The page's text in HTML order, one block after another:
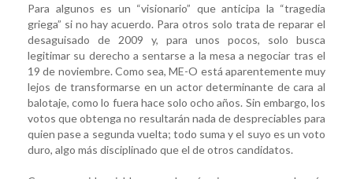
Para algunos es un “visionario” que anticipa la “tragedia
griega” si no hay acuerdo. Para otros solo trata de reparar el
desaguisado de 2009 y, para unos pocos, solo busca
legitimar su derecho a sentarse a la mesa a negociar tras el
19 de noviembre. Como sea, ME-O está aparentemente muy
lejos de transformarse en un actor determinante de cara al
balotaje, como lo fuera hace solo ocho años. Sin embargo, los
votos que obtenga no resultarán nada de despreciables para
quien pase a segunda vuelta; todo suma y el suyo es un voto
duro, algo más disciplinado que el de otros candidatos.